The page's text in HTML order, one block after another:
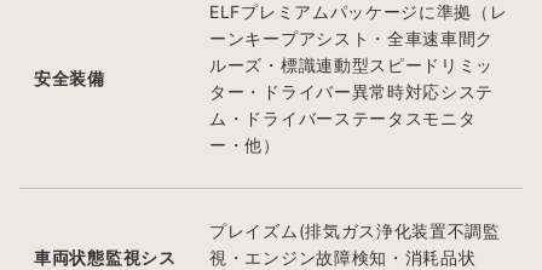
安全装備
ELFプレミアムパッケージに準拠（レ
ーンキープアシスト・全車速車間ク
ルーズ・標識連動型スピードリミッ
ター・ドライバー異常時対応システ
ム・ドライバーステータスモニタ
ー・他）
車両状態監視シス
プレイズム(排気ガス浄化装置不調監
視・エンジン故障検知・消耗品状